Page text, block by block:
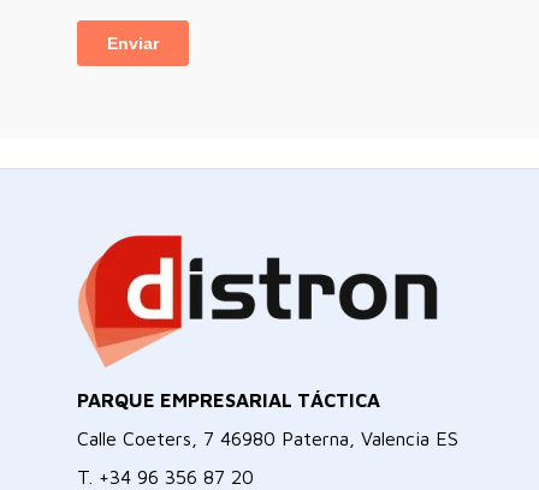
PARQUE EMPRESARIAL TÁCTICA
Calle Coeters, 7 46980 Paterna, Valencia ES
T. +34 96 356 87 20